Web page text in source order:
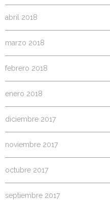
abril 2018
marzo 2018
febrero 2018
enero 2018
diciembre 2017
noviembre 2017
octubre 2017
septiembre 2017